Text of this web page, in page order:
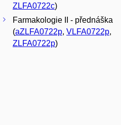
ZLFA0722c)
Farmakologie II - přednáška
(aZLFA0722p, VLFA0722p,
ZLFA0722p)